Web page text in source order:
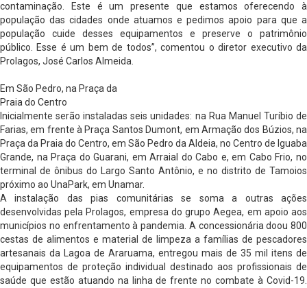
contaminação. Este é um presente que estamos oferecendo à
população das cidades onde atuamos e pedimos apoio para que a
população cuide desses equipamentos e preserve o patrimônio
público. Esse é um bem de todos”, comentou o diretor executivo da
Prolagos, José Carlos Almeida.
Em São Pedro, na Praça da
Praia do Centro
Inicialmente serão instaladas seis unidades: na Rua Manuel Turíbio de
Farias, em frente à Praça Santos Dumont, em Armação dos Búzios, na
Praça da Praia do Centro, em São Pedro da Aldeia, no Centro de Iguaba
Grande, na Praça do Guarani, em Arraial do Cabo e, em Cabo Frio, no
terminal de ônibus do Largo Santo Antônio, e no distrito de Tamoios
próximo ao UnaPark, em Unamar.
A instalação das pias comunitárias se soma a outras ações
desenvolvidas pela Prolagos, empresa do grupo Aegea, em apoio aos
municípios no enfrentamento à pandemia. A concessionária doou 800
cestas de alimentos e material de limpeza a famílias de pescadores
artesanais da Lagoa de Araruama, entregou mais de 35 mil itens de
equipamentos de proteção individual destinado aos profissionais de
saúde que estão atuando na linha de frente no combate à Covid-19.